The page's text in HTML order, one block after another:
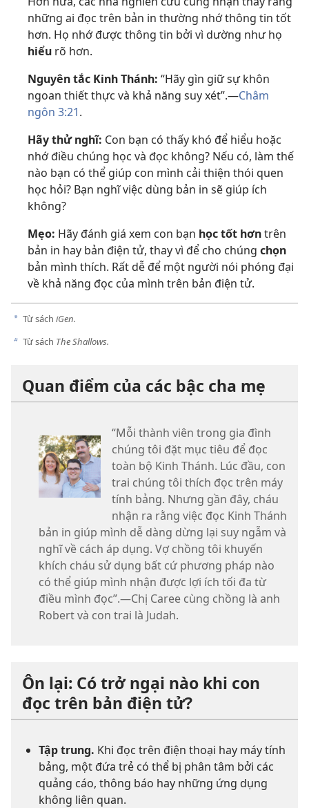
những ai đọc trên bản in thường nhớ thông tin tốt
hơn. Họ nhớ được thông tin bởi vì dường như họ
hiểu rõ hơn.
Nguyên tắc Kinh Thánh: “Hãy gìn giữ sự khôn
ngoan thiết thực và khả năng suy xét”.​—Châm
ngôn 3:21.
Hãy thử nghĩ: Con bạn có thấy khó để hiểu hoặc
nhớ điều chúng học và đọc không? Nếu có, làm thế
nào bạn có thể giúp con mình cải thiện thói quen
học hỏi? Bạn nghĩ việc dùng bản in sẽ giúp ích
không?
Mẹo: Hãy đánh giá xem con bạn học tốt hơntrên
bản in hay bản điện tử, thay vì để cho chúng chọn
bản mình thích. Rất dễ để một người nói phóng đại
về khả năng đọc của mình trên bản điện tử.
a Từ sách iGen.
b Từ sách The Shallows.
Quan điểm của các bậc cha mẹ
“Mỗi thành viên trong gia đình
chúng tôi đặt mục tiêu để đọc
toàn bộ Kinh Thánh. Lúc đầu, con
trai chúng tôi thích đọc trên máy
tính bảng. Nhưng gần đây, cháu
nhận ra rằng việc đọc Kinh Thánh
bản in giúp mình dễ dàng dừng lại suy ngẫm và
nghĩ về cách áp dụng. Vợ chồng tôi khuyến
khích cháu sử dụng bất cứ phương pháp nào
có thể giúp mình nhận được lợi ích tối đa từ
điều mình đọc”.—Chị Caree cùng chồng là anh
Robert và con trai là Judah.
Ôn lại: Có trở ngại nào khi con
đọc trên bản điện tử?
Tập trung. Khi đọc trên điện thoại hay máy tính
bảng, một đứa trẻ có thể bị phân tâm bởi các
quảng cáo, thông báo hay những ứng dụng
không liên quan.